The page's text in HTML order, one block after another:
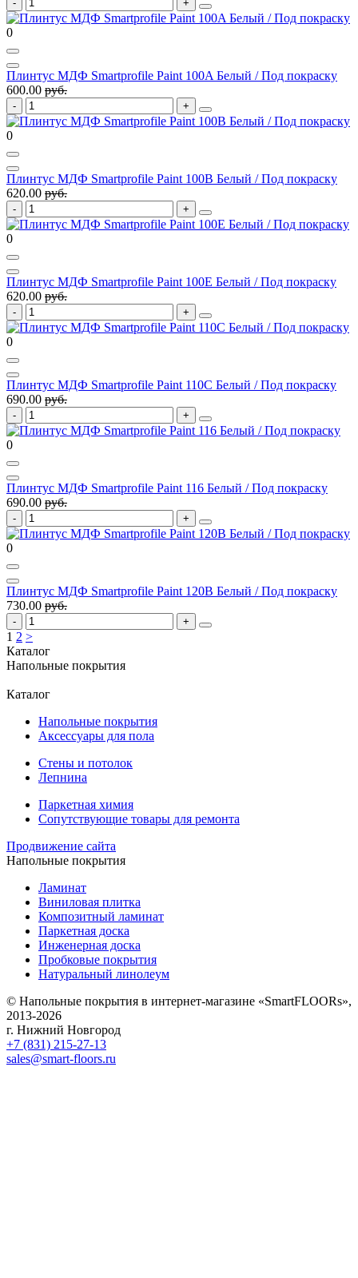
0
Плинтус МДФ Smartprofile Paint 100A Белый / Под покраску
600.00 руб.
0
Плинтус МДФ Smartprofile Paint 100B Белый / Под покраску
620.00 руб.
0
Плинтус МДФ Smartprofile Paint 100E Белый / Под покраску
620.00 руб.
0
Плинтус МДФ Smartprofile Paint 110C Белый / Под покраску
690.00 руб.
0
Плинтус МДФ Smartprofile Paint 116 Белый / Под покраску
690.00 руб.
0
Плинтус МДФ Smartprofile Paint 120B Белый / Под покраску
730.00 руб.
1 2 >
Каталог
Напольные покрытия
Каталог
Напольные покрытия
Аксессуары для пола
Стены и потолок
Лепнина
Паркетная химия
Сопутствующие товары для ремонта
Продвижение сайта
Напольные покрытия
Ламинат
Виниловая плитка
Композитный ламинат
Паркетная доска
Инженерная доска
Пробковые покрытия
Натуральный линолеум
© Напольные покрытия в интернет-магазине «SmartFLOORs»,
2013-2026
г. Нижний Новгород
+7 (831) 215-27-13
sales@smart-floors.ru